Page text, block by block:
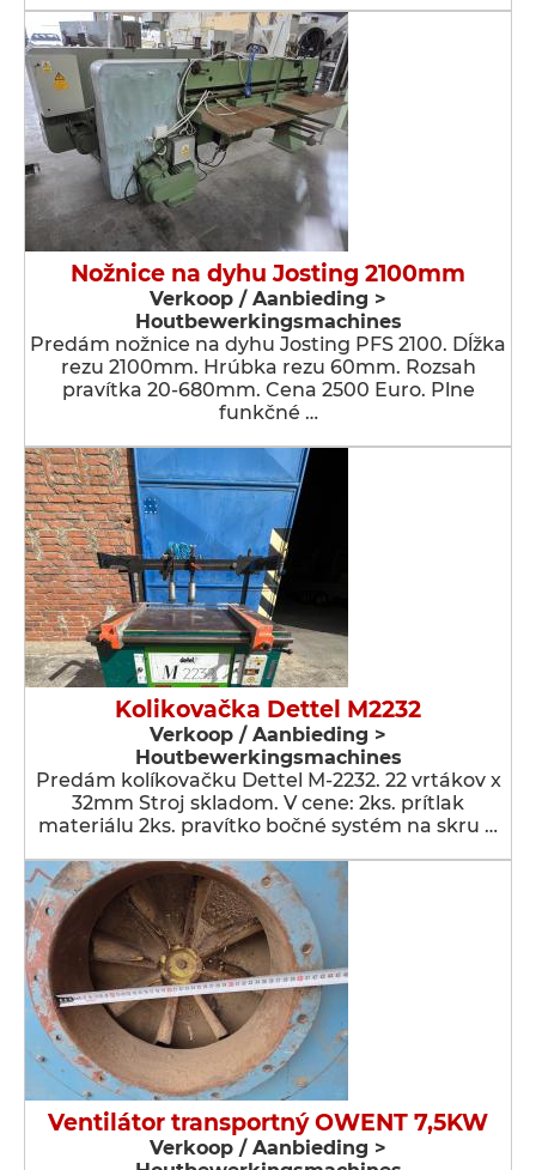
Nožnice na dyhu Josting 2100mm
Verkoop / Aanbieding >
Houtbewerkingsmachines
Predám nožnice na dyhu Josting PFS 2100. Dĺžka
rezu 2100mm. Hrúbka rezu 60mm. Rozsah
pravítka 20-680mm. Cena 2500 Euro. Plne
funkčné …
Kolikovačka Dettel M2232
Verkoop / Aanbieding >
Houtbewerkingsmachines
Predám kolíkovačku Dettel M-2232. 22 vrtákov x
32mm Stroj skladom. V cene: 2ks. prítlak
materiálu 2ks. pravítko bočné systém na skru …
Ventilátor transportný OWENT 7,5KW
Verkoop / Aanbieding >